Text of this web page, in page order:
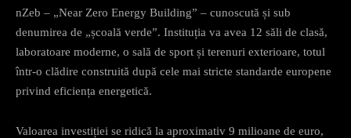
nZeb – „Near Zero Energy Building” – cunoscută și sub
denumirea de „școală verde”. Instituția va avea 12 săli de clasă,
laboratoare moderne, o sală de sport și terenuri exterioare, totul
într-o clădire construită după cele mai stricte standarde europene
privind eficiența energetică.
Valoarea investiției se ridică la aproximativ 9 milioane de euro,